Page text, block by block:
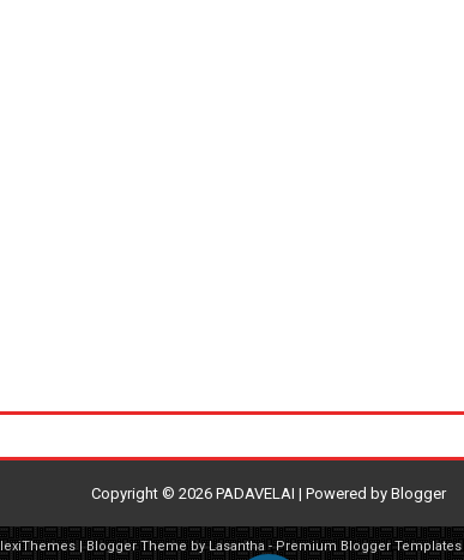
Copyright © 2026 PADAVELAI | Powered by Blogger
| Blogger Theme byLasantha -Premium Blogger Templates